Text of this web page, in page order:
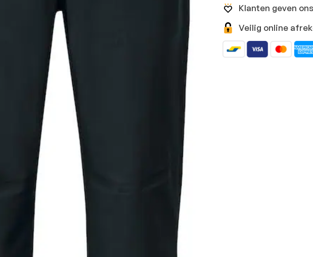
Klanten geven
Veilig online